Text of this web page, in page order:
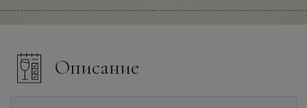
Описание